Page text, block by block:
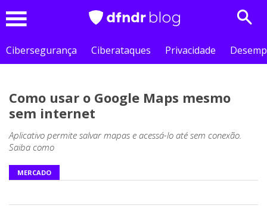
Cibersegurança
Ciberataques Privacidade
Como usar o Google Maps mesmo
sem internet
Aplicativo permite salvar mapas e acessá-lo até sem conexão.
Saiba como
MERCADO